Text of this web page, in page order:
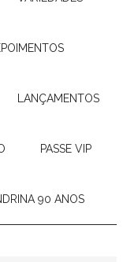
LANÇAMENTOS
PASSE VIP
90 ANOS